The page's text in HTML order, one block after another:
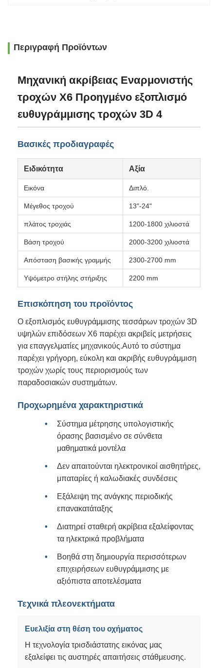
Περιγραφή Προϊόντων
Μηχανική ακρίβειας Εναρμονιστής
τροχών X6 Προηγμένο εξοπλισμό
ευθυγράμμισης τροχών 3D 4
Βασικές προδιαγραφές
Ειδικότητα Αξία
Εικόνα Διπλό.
Μέγεθος τροχού 13"-24"
πλάτος τροχιάς 1200-1800 χιλιοστά
Βάση τροχού 2000-3200 χιλιοστά
Απόσταση βασικής γραμμής 2300-2700 mm
Υψόμετρο στήλης στήριξης 2200 mm
Επισκόπηση του προϊόντος
Ο εξοπλισμός ευθυγράμμισης τεσσάρων τροχών 3D
υψηλών επιδόσεων X6 παρέχει ακριβείς μετρήσεις
για επαγγελματίες μηχανικούς.Αυτό το σύστημα
παρέχει γρήγορη, εύκολη και ακριβής ευθυγράμμιση
τροχών χωρίς τους περιορισμούς των
παραδοσιακών συστημάτων.
Προχωρημένα χαρακτηριστικά
Σύστημα μέτρησης υπολογιστικής
όρασης βασισμένο σε σύνθετα
μαθηματικά μοντέλα
Δεν απαιτούνται ηλεκτρονικοί αισθητήρες,
μπαταρίες ή καλωδιακές συνδέσεις
Εξάλειψη της ανάγκης περιοδικής
επανακατάταξης
Διατηρεί σταθερή ακρίβεια εξαλείφοντας
τα ηλεκτρικά προβλήματα
Βοηθά στη δημιουργία περισσότερων
επιχειρήσεων ευθυγράμμισης με
αξιόπιστα αποτελέσματα
Τεχνικά πλεονεκτήματα
Ευελιξία στη θέση του οχήματος
Η τεχνολογία τρισδιάστατης εικόνας μας
εξαλείφει τις αυστηρές απαιτήσεις στάθμευσης.